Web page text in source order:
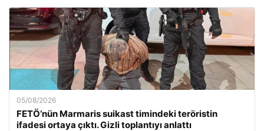
05/08/2026
FETÖ’nün Marmaris suikast timindeki teröristin
ifadesi ortaya çıktı. Gizli toplantıyı anlattı